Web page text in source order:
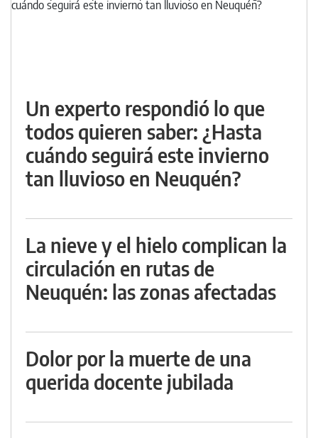
Un experto respondió lo que
todos quieren saber: ¿Hasta
cuándo seguirá este invierno
tan lluvioso en Neuquén?
La nieve y el hielo complican la
circulación en rutas de
Neuquén: las zonas afectadas
Dolor por la muerte de una
querida docente jubilada